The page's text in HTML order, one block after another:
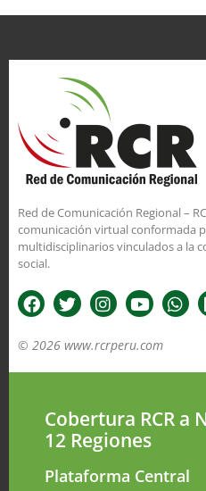
Red de Comunicación Regional –
comunicación virtual conformada
multidisciplinarios vinculados a la
social.
© 2026 www.rcrperu.com
Cobertura RCR a
12 Regiones
Plataforma Central